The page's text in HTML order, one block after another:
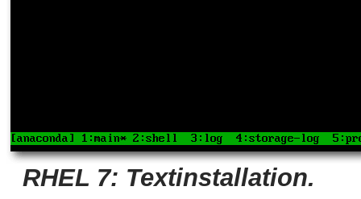
RHEL 7: Textinstallation.